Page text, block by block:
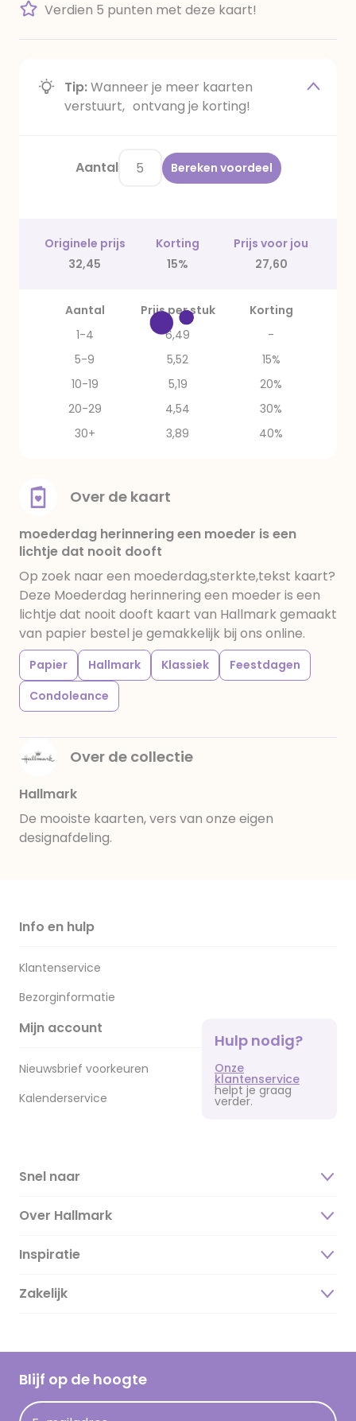
Verdien 5 punten met deze kaart!
Tip:Wanneer je meer kaarten
verstuurt, ontvang je korting!
Aantal Bereken voordeel
Originele prijs Korting
Prijs voor jou
32,45
15% 27,60
Aantal Prijs per stuk
Korting
1-4
6,49
-
5-9
5,52
15%
10-19
5,19
20%
20-29
4,54
30%
30+
3,89 40%
Over de kaart
moederdag herinnering een moeder is een
lichtje dat nooit dooft
Op zoek naar een moederdag,sterkte,tekst kaart?
Deze Moederdag herinnering een moeder is een
lichtje dat nooit dooft kaart van Hallmark gemaakt
van papier bestel je gemakkelijk bij ons online.
Papier Hallmark Klassiek
Feestdagen
Condoleance
Over de collectie
Hallmark
De mooiste kaarten, vers van onze eigen
designafdeling.
Info en hulp
Klantenservice
Bezorginformatie
Mijn account
Nieuwsbrief voorkeuren
Kalenderservice
Hulp nodig?
Onze
klantenservice
helpt je graag
verder.
Snel naar
Over Hallmark
Over ons
Duurzaamheid
Hallmark Kaartclub
Acties
Inspiratie
Magazine
Cadeau inspiratie
Kaartinspiratie
Zakelijk
Blijf op de hoogte